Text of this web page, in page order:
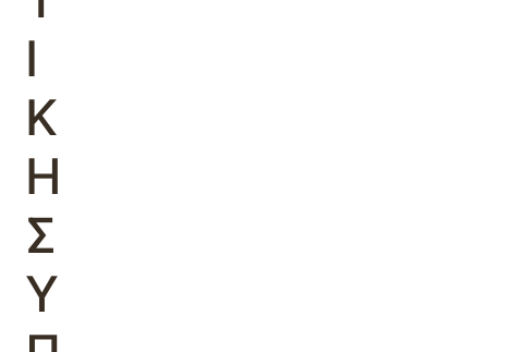
Ι
Κ
Η
Σ
Υ